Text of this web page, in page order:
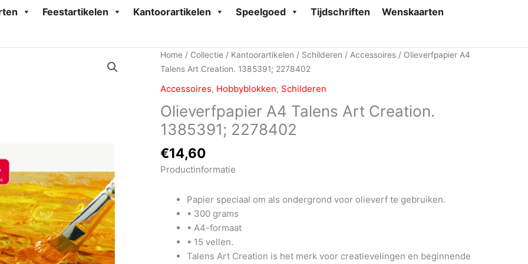
Feestartikelen Kantoorartikelen Speelgoed Tijdschriften
Wenskaarten
Home / Collectie / Kantoorartikelen / Schilderen / Accessoires / Olieverfpapier A4
Talens Art Creation. 1385391; 2278402
Accessoires, Hobbyblokken, Schilderen
Olieverfpapier A4 Talens Art Creation.
1385391; 2278402
€14,60
Productinformatie
Papier speciaal om als ondergrond voor olieverf te gebruiken.
• 300 grams
• A4-formaat
• 15 vellen.
Talens Art Creation is het merk voor creatievelingen en beginnende